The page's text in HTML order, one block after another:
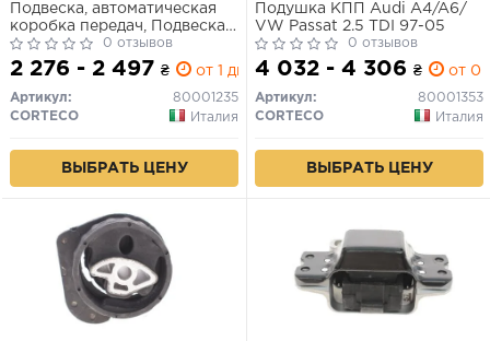
Подвеска, автоматическая
коробка передач, Подвеска,
ступенчатая коробка
передач
0 отзывов
2 276 - 2 497 ₴ от 1 дн.
Артикул:
80001235
CORTECO
Италия
ВЫБРАТЬ ЦЕНУ
Подушка КПП Audi A4/A6/
VW Passat 2.5 TDI 97-05
0 отзывов
4 032 - 4 306 ₴ от 0
Артикул:
80001353
CORTECO
Италия
ВЫБРАТЬ ЦЕНУ